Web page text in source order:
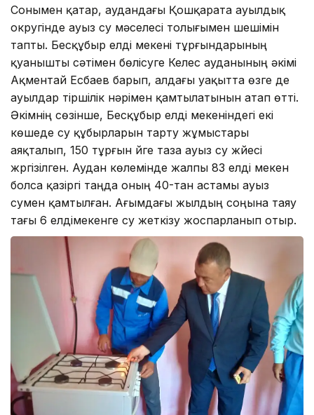
Сонымен қатар, аудандағы Қошқарата ауылдық
округінде ауыз су мәселесі толығымен шешімін
тапты. Бесқұбыр елді мекені тұрғындарының
қуанышты сәтімен бөлісуге Келес ауданының әкімі
Ақментай Есбаев барып, алдағы уақытта өзге де
ауылдар тіршілік нәрімен қамтылатынын атап өтті.
Әкімнің сөзінше, Бесқұбыр елді мекеніндегі екі
көшеде су құбырларын тарту жұмыстары
аяқталып, 150 тұрғын үйге таза ауыз су жүйесі
жүргізілген. Аудан көлемінде жалпы 83 елді мекен
болса қазіргі таңда оның 40-тан астамы ауыз
сумен қамтылған. Ағымдағы жылдың соңына таяу
тағы 6 елдімекенге су жеткізу жоспарланып отыр.